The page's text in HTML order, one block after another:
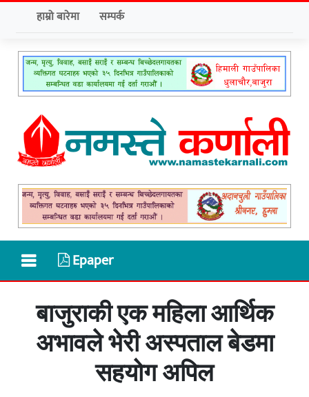
हाम्रो बारेमा सम्पर्क
Epaper
बाजुराकी एक महिला आर्थिक
अभावले भेरी अस्पताल बेडमा
सहयोग अपिल